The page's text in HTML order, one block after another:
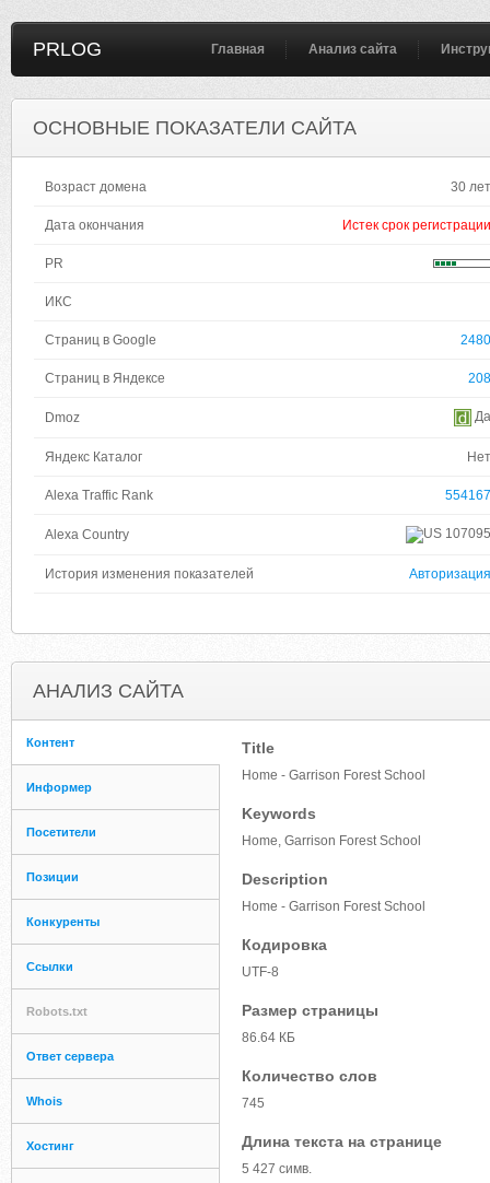
PRLOG Главная Анализ сайта
ОСНОВНЫЕ ПОКАЗАТЕЛИ САЙТА
Возраст домена 30 лет
Дата окончания Истек срок регистрации
PR
ИКС
Страниц в Google 2480
Страниц в Яндексе 208
Dmoz Да
Яндекс Каталог Нет
Alexa Traffic Rank 554167
Alexa Country 107095
История изменения показателей Авторизация
АНАЛИЗ САЙТА
Контент
Информер
Посетители
Позиции
Конкуренты
Ссылки
Robots.txt
Ответ сервера
Whois
Хостинг
Title
Home - Garrison Forest School
Keywords
Home, Garrison Forest School
Description
Home - Garrison Forest School
Кодировка
UTF-8
Размер страницы
86.64 КБ
Количество слов
745
Длина текста на странице
5 427 симв.